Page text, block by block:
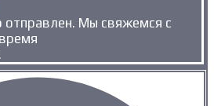
отправлен. Мы свяжемся с